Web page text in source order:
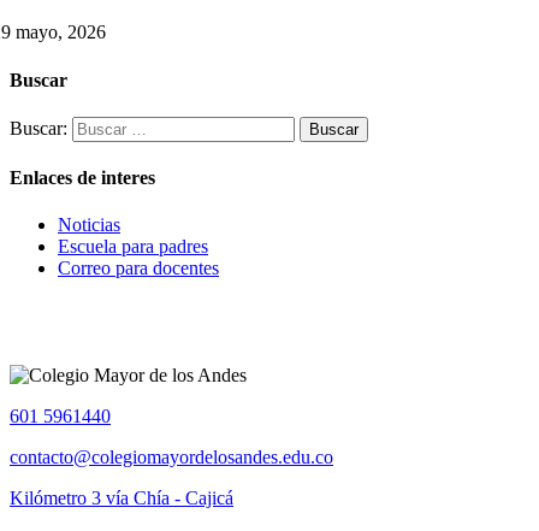
mayo, 2026
Buscar
Buscar:
Enlaces de interes
Noticias
Escuela para padres
Correo para docentes
601 5961440
contacto@colegiomayordelosandes.edu.co
Kilómetro 3 vía Chía - Cajicá